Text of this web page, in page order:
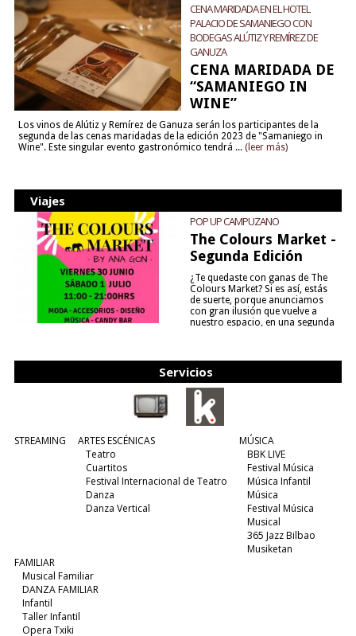
CENA MARIDADA EN EL HOTEL
PALACIO DE SAMANIEGO CON
BODEGAS ALÚTIZ Y REMÍREZ DE
GANUZA
CENA MARIDADA DE
“SAMANIEGO IN
WINE”
Los vinos de Alútiz y Remírez de Ganuza serán los participantes de la
segunda de las cenas maridadas de la edición 2023 de "Samaniego in
Wine". Este singular evento gastronómico tendrá ... (leer más)
Viajes
POP UP CAMPUZANO
The Colours Market -
Segunda Edición
¿Te quedaste con ganas de The
Colours Market? Si es así, estás
de suerte, porque anunciamos
con gran ilusión que vuelve a
nuestro espacio, en una segunda
Servicios
STREAMING
ARTES ESCÉNICAS
Teatro
Cuartitos
Festival Internacional de Teatro
Danza
Danza Vertical
MÚSICA
BBK LIVE
Festival Música
Música Infantil
Música
Festival Música
Musical
365 Jazz Bilbao
Musiketan
FAMILIAR
Musical Familiar
DANZA FAMILIAR
Infantil
Taller Infantil
Opera Txiki